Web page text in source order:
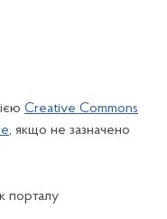
Creative Commons
, якщо не зазначено
порталу